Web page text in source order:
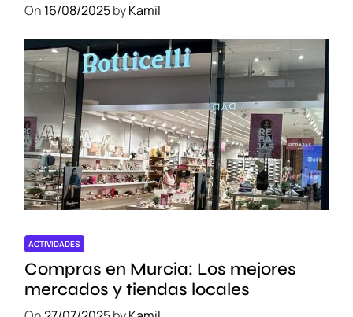
On 16/08/2025byKamil
ACTIVIDADES
Compras en Murcia: Los mejores
mercados y tiendas locales